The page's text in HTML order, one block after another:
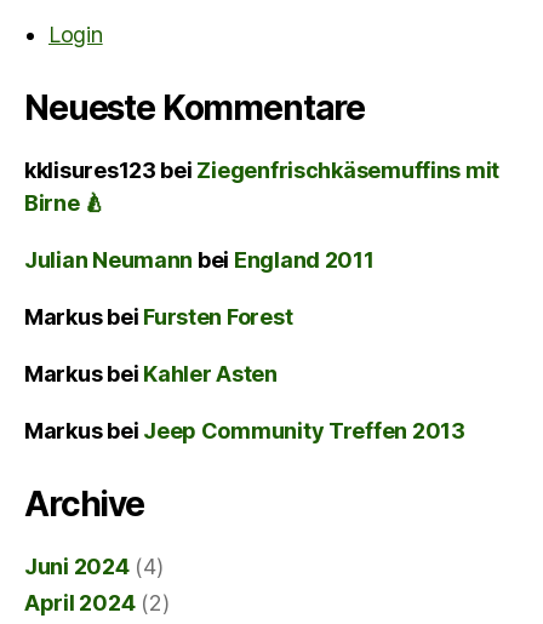
Login
Neueste Kommentare
kklisures123 bei Ziegenfrischkäsemuffins mit
Birne 🍐
Julian Neumann bei England 2011
Markusbei Fursten Forest
Markusbei Kahler Asten
Markusbei Jeep Community Treffen 2013
Archive
Juni 2024(4)
April 2024(2)